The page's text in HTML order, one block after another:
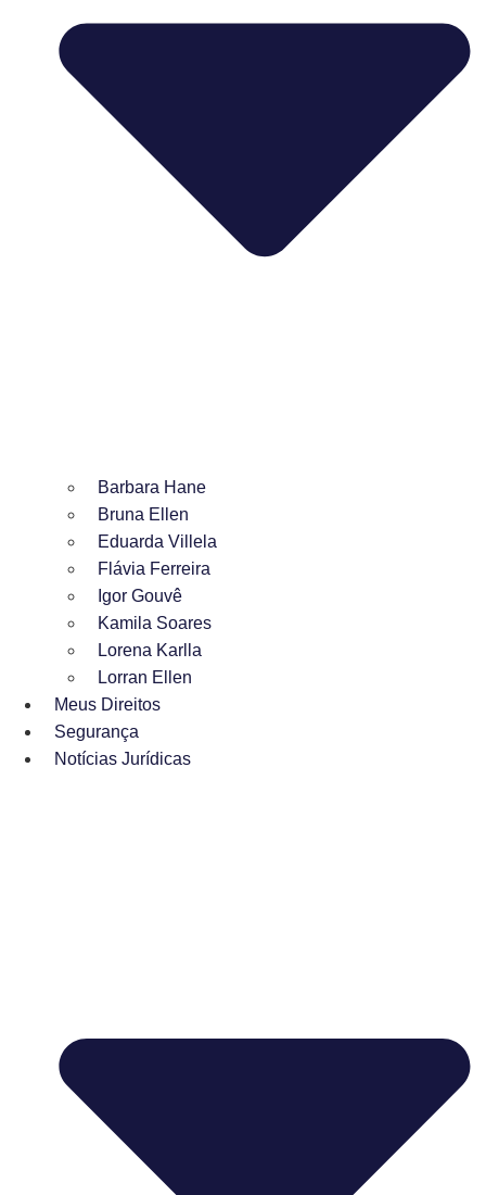
Barbara Hane
Bruna Ellen
Eduarda Villela
Flávia Ferreira
Igor Gouvê
Kamila Soares
Lorena Karlla
Lorran Ellen
Meus Direitos
Segurança
Notícias Jurídicas